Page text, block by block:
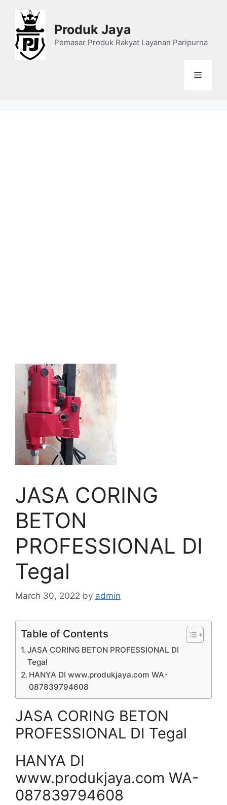
content
Produk Jaya
Pemasar Produk Rakyat Layanan Paripurna
Menu
JASA CORING
BETON
PROFESSIONAL DI
Tegal
March 30, 2022 by admin
Table of Contents
JASA CORING BETON PROFESSIONAL DI
Tegal
HANYA DI www.produkjaya.com WA-
087839794608
JASA CORING BETON
PROFESSIONAL DI Tegal
HANYA DI
www.produkjaya.com WA-
087839794608